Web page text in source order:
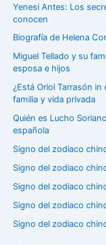
Yenesi Antes: Los
conocen
Biografía de Helena
Miguel Tellado y su
esposa e hijos
¿Está Oriol Tarrasón
familia y vida privada
Quién es Lucho
española
Signo del zodiaco
Signo del zodiaco
Signo del zodiaco
Signo del zodiaco
Signo del zodiaco